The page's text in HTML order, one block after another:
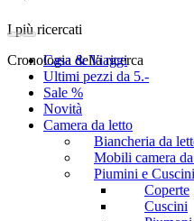
I più ricercati
Cronologia della ricerca
Casa & Viaggi
Ultimi pezzi da 5.-
Sale %
Novità
Camera da letto
Biancheria da
Mobili camera
Piumini e Cuscini
Coperte
Cuscini